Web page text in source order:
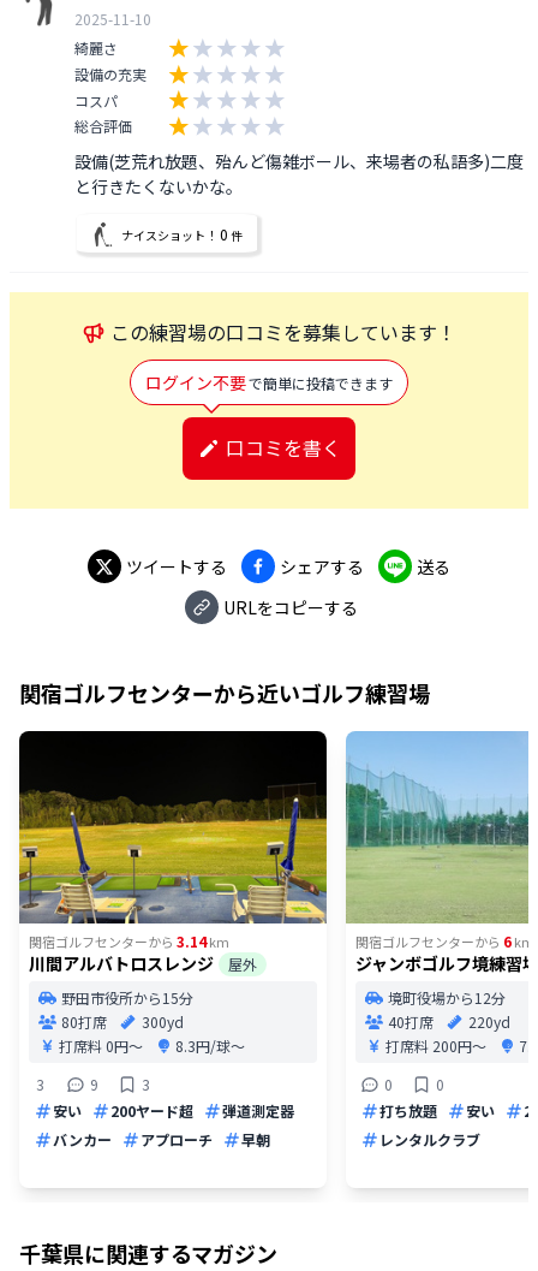
2025-11-10
綺麗さ
設備の充実
コスパ
総合評価
設備(芝荒れ放題、殆んど傷雑ボール、来場者の私語多)二度
と行きたくないかな。
ナイスショット！ 0 件
この練習場の口コミを募集しています！
ログイン不要で簡単に投稿できます
口コミを書く
ツイートする シェアする
送る
URLをコピーする
関宿ゴルフセンターから近いゴルフ練習場
関宿ゴルフセンターから 3.14km
川間アルバトロスレンジ
屋外
野田市役所から15分
80打席
300yd
打席料0円〜
8.3円/球〜
3
9
3
安い
200ヤード超
弾道測定器
バンカー
アプローチ 早朝
関宿ゴルフセンターから 6km
ジャンボゴルフ境練習場
境町役場から12分
40打席
220yd
打席料 200円〜
0
0
打ち放題
安い
レンタルクラブ
千葉県に関連するマガジン